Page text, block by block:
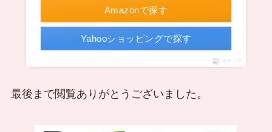
Amazonで探す
Yahooショッピングで探す
ポチップ
最後まで閲覧ありがとうございました。